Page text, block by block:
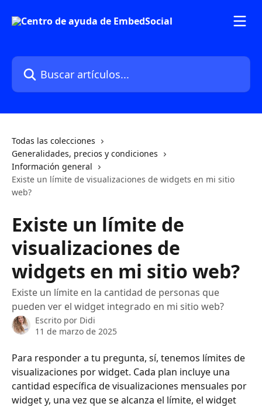
Buscar artículos...
Todas las colecciones
Generalidades, precios y condiciones
Información general
Existe un límite de visualizaciones de widgets en mi sitio
web?
Existe un límite de
visualizaciones de
widgets en mi sitio web?
Existe un límite en la cantidad de personas que
pueden ver el widget integrado en mi sitio web?
Escrito por Didi
11 de marzo de 2025
Para responder a tu pregunta, sí, tenemos límites de
visualizaciones por widget. Cada plan incluye una
cantidad específica de visualizaciones mensuales por
widget y, una vez que se alcanza el límite, el widget